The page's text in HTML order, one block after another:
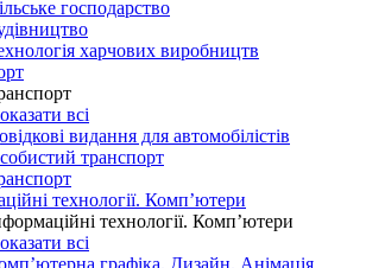
господарство
харчових виробництв
всі
видання для автомобілістів
транспорт
технології. Комп’ютери
технології. Комп’ютери
всі
графіка. Дизайн. Анімація